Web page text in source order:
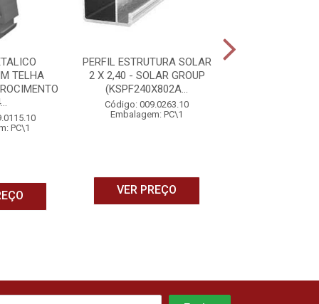
TELHA
PC\1
PERFIL ESTRUTURA SOLAR
2 X 2,40 - SOLAR GROUP
(KSPF240X802A...
Código: 009.0263.10
Embalagem: PC\1
VER PREÇO